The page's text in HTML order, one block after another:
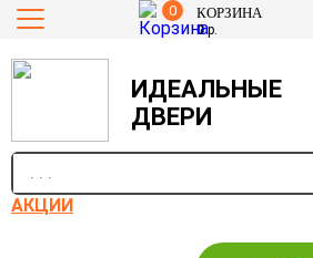
0 КОРЗИНА
0р.
ИДЕАЛЬНЫЕ
ДВЕРИ
АКЦИИ